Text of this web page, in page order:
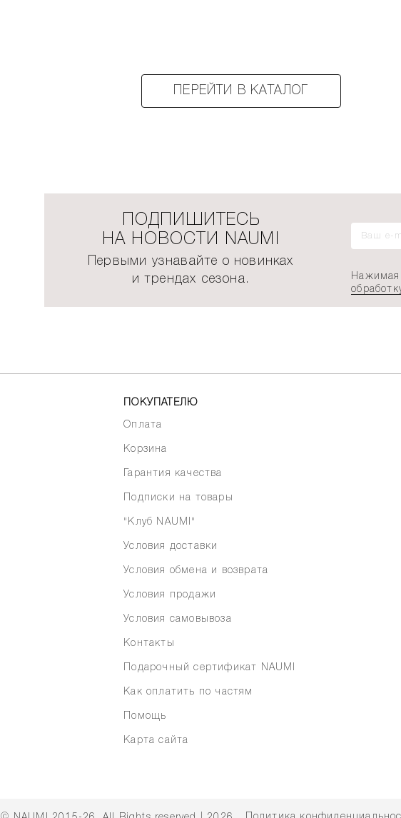
ПЕРЕЙТИ В КАТАЛОГ
ПОДПИШИТЕСЬ
НА НОВОСТИ NAUMI
Первыми узнавайте о новинках
и трендах сезона.
Нажимая
ПОКУПАТЕЛЮ
Оплата
Корзина
Гарантия качества
Подписки на товары
"Клуб NAUMI"
Условия доставки
Условия обмена и возврата
Условия продажи
Условия самовывоза
Контакты
Подарочный сертификат NAUMI
Как оплатить по частям
Помощь
Карта сайта